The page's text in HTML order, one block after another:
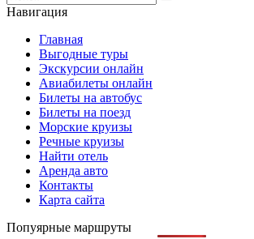
Навигация
Главная
Выгодные туры
Экскурсии онлайн
Авиабилеты онлайн
Билеты на автобус
Билеты на поезд
Морские круизы
Речные круизы
Найти отель
Аренда авто
Контакты
Карта сайта
Попуярные маршруты